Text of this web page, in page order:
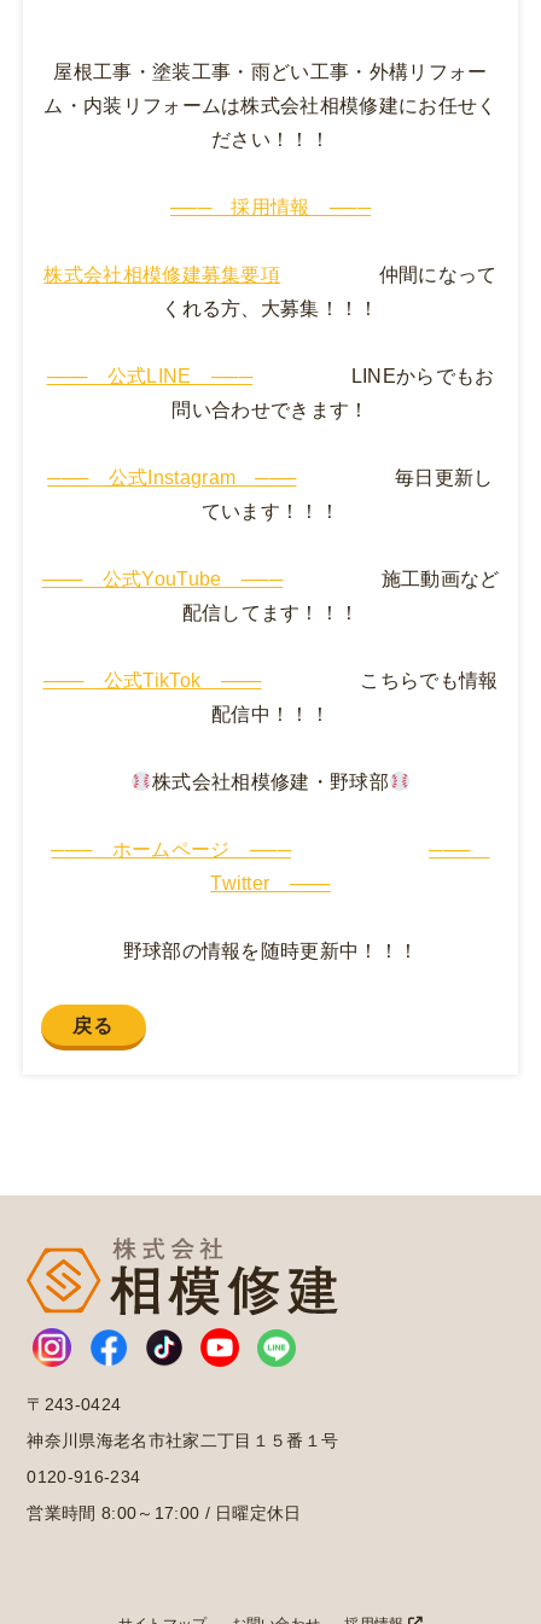
屋根工事・塗装工事・雨どい工事・外構リフォー
ム・内装リフォームは株式会社相模修建にお任せく
ださい！！！
─── 採用情報 ───
株式会社相模修建募集要項 仲間になって
くれる方、大募集！！！
─── 公式LINE ───LINEからでもお
問い合わせできます！
─── 公式Instagram ───毎日更新し
ています！！！
─── 公式YouTube ───施工動画など
配信してます！！！
─── 公式TikTok ───こちらでも情報
配信中！！！
株式会社相模修建・野球部
─── ホームページ ───
───
Twitter ───
野球部の情報を随時更新中！！！
戻る
〒243-0424
神奈川県海老名市社家二丁目１５番１号
0120-916-234
営業時間 8:00～17:00 / 日曜定休日